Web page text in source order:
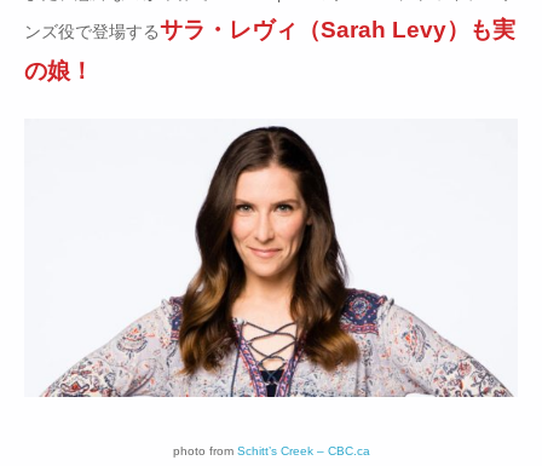
ンズ役で登場するサラ・レヴィ（Sarah Levy）も実
の娘！
photo from Schitt’s Creek – CBC.ca